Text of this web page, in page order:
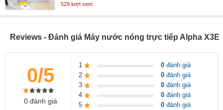
giữa dây nóng và dây nguội bảo đảm đến sự an toàn cho người sử
529 lượt xem
Reviews - Đánh giá Máy nước nóng trực tiếp Alpha X3E
0/5
0 đánh giá
1 0 đánh giá
2
0 đánh giá
3
0 đánh giá
4
0 đánh giá
5
0 đánh giá